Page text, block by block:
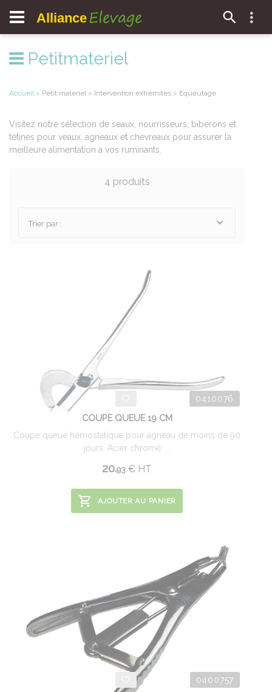
Alliance Elevage
Petitmateriel
Accueil > Petit materiel > Intervention extremites > Equeutage
Visitez notre sélection de seaux, nourrisseurs, biberons et
tétines pour veaux, agneaux et chevreaux pour assurer la
meilleure alimentation a vos ruminants.
4 produits
Trier par :
0410076
COUPE QUEUE 19 CM
Coupe queue hémostatique pour agneau de moins de 90
jours. Acier chromé. ...
20.93 € HT
AJOUTER AU PANIER
0400757